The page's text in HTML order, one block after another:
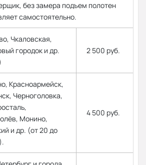
без замера подъем полотен
самостоятельно.
Чкаловская,
городок и др.
2 500 руб.
Красноармейск,
Черноголовка,
Монино,
и др. (от 20 до
4 500 руб.